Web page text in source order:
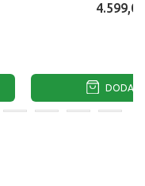
4.599,00
DODAJ